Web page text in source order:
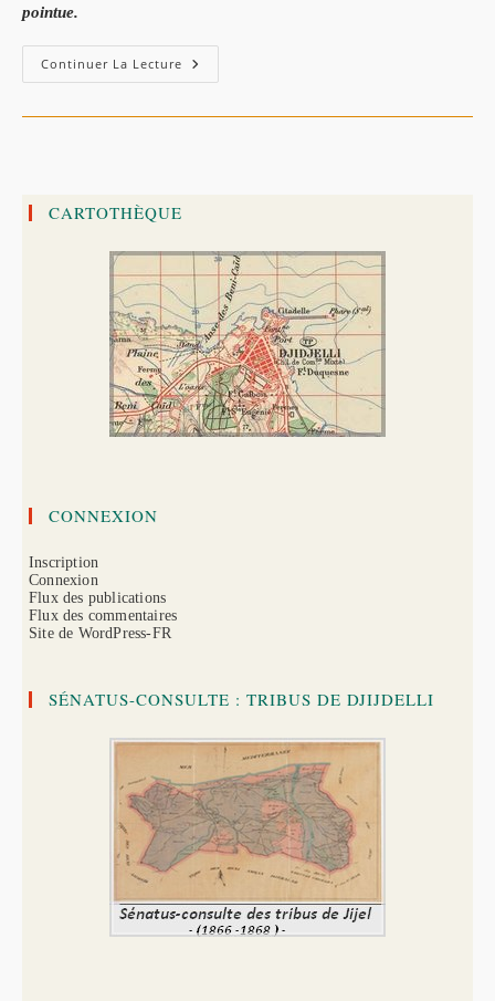
pointue.
Continuer La Lecture Les
Antiquités
CARTOTHÈQUE
CONNEXION
Inscription
Connexion
Flux des publications
Flux des commentaires
Site de WordPress-FR
SÉNATUS-CONSULTE : TRIBUS DE DJIJDELLI